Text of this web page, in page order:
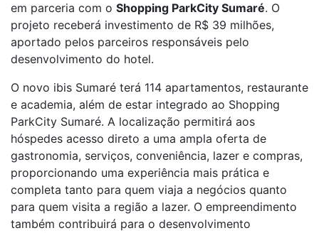
em parceria com o Shopping ParkCity Sumaré. O
projeto receberá investimento de R$ 39 milhões,
aportado pelos parceiros responsáveis pelo
desenvolvimento do hotel.
O novo ibis Sumaré terá 114 apartamentos, restaurante
e academia, além de estar integrado ao Shopping
ParkCity Sumaré. A localização permitirá aos
hóspedes acesso direto a uma ampla oferta de
gastronomia, serviços, conveniência, lazer e compras,
proporcionando uma experiência mais prática e
completa tanto para quem viaja a negócios quanto
para quem visita a região a lazer. O empreendimento
também contribuirá para o desenvolvimento